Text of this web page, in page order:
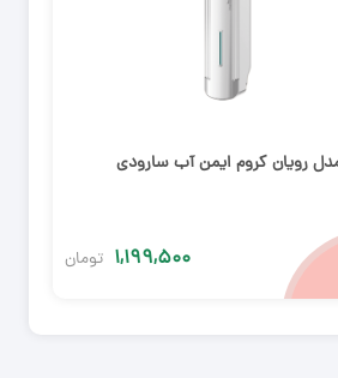
رویان کروم ایمن آب سارودی
۱,۱۹۹,۵۰۰ تومان